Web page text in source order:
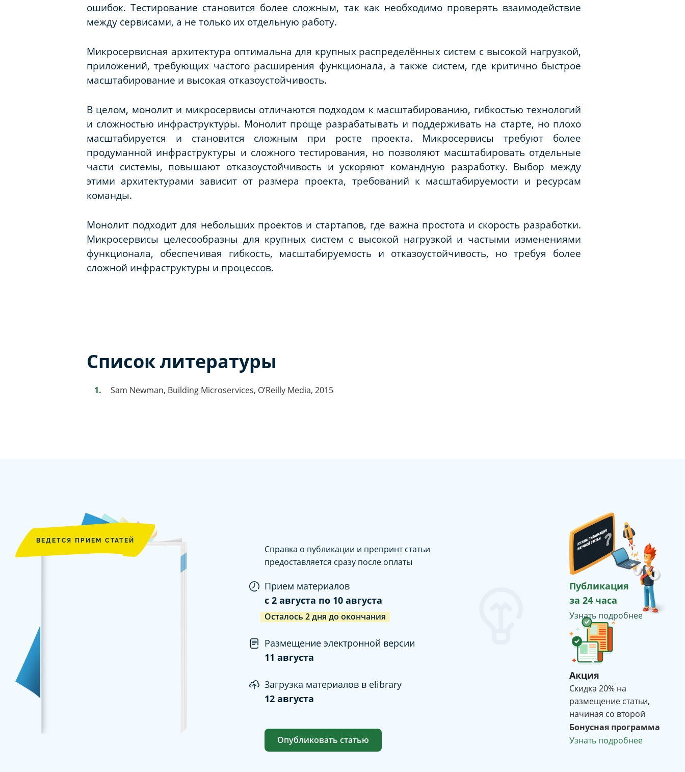
ошибок. Тестирование становится более сложным, так как необходимо проверять взаимодействие
между сервисами, а не только их отдельную работу.
Микросервисная архитектура оптимальна для крупных распределённых систем с высокой нагрузкой,
приложений, требующих частого расширения функционала, а также систем, где критично быстрое
масштабирование и высокая отказоустойчивость.
В целом, монолит и микросервисы отличаются подходом к масштабированию, гибкостью технологий
и сложностью инфраструктуры. Монолит проще разрабатывать и поддерживать на старте, но плохо
масштабируется и становится сложным при росте проекта. Микросервисы требуют более
продуманной инфраструктуры и сложного тестирования, но позволяют масштабировать отдельные
части системы, повышают отказоустойчивость и ускоряют командную разработку. Выбор между
этими архитектурами зависит от размера проекта, требований к масштабируемости и ресурсам
команды.
Монолит подходит для небольших проектов и стартапов, где важна простота и скорость разработки.
Микросервисы целесообразны для крупных систем с высокой нагрузкой и частыми изменениями
функционала, обеспечивая гибкость, масштабируемость и отказоустойчивость, но требуя более
сложной инфраструктуры и процессов.
Список литературы
Sam Newman, Building Microservices, O’Reilly Media, 2015
ВЕДЕТСЯ ПРИЕМ СТАТЕЙ
Справка о публикации и препринт статьи
предоставляется сразу после оплаты
Прием материалов
c 2 августа по 10 августа
Осталось 2дня до окончания
Размещение электронной версии
11 августа
Загрузка материалов в elibrary
12 августа
Опубликовать статью
Публикация
за 24 часа
Узнать подробнее
Акция
Cкидка 20% на
размещение статьи,
начиная со второй
Бонусная программа
Узнать подробнее